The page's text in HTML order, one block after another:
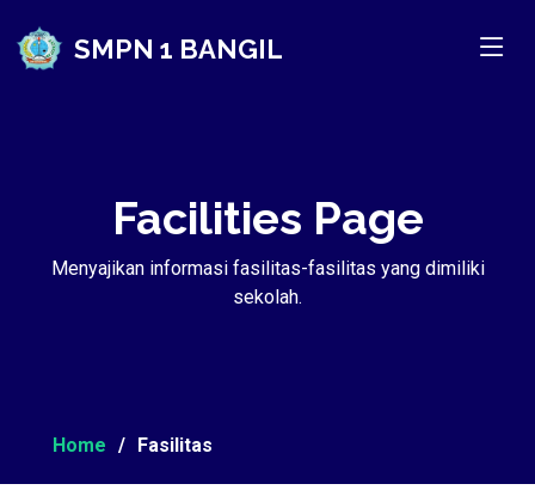
SMPN 1 BANGIL
Facilities Page
Menyajikan informasi fasilitas-fasilitas yang dimiliki
sekolah.
Home Fasilitas